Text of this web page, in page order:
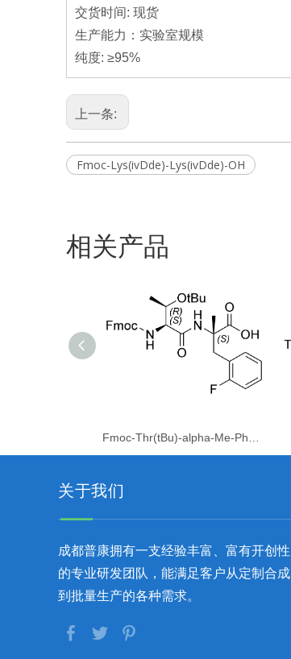
交货时间: 现货
生产能力：实验室规模
纯度: ≥95%
上一条:
Fmoc-Lys(ivDde)-Lys(ivDde)-OH
相关产品
关于我们
成都普康拥有一支经验丰富、富有开创性
的专业研发团队，能满足客户从定制合成
到批量生产的各种需求。